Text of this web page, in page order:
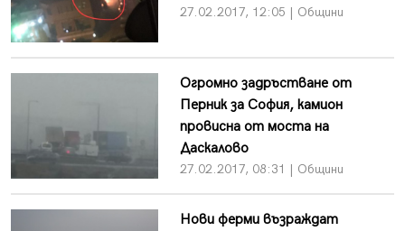
27.02.2017, 12:05 | Общини
Огромно задръстване от
Перник за София, камион
провисна от моста на
Даскалово
27.02.2017, 08:31 | Общини
Нови ферми възраждат